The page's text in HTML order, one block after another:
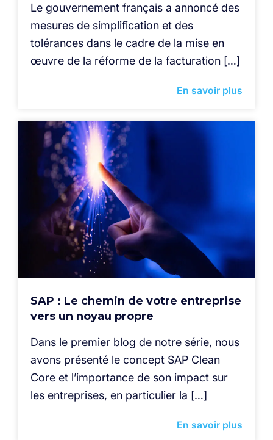
Le gouvernement français a annoncé des
mesures de simplification et des
tolérances dans le cadre de la mise en
œuvre de la réforme de la facturation […]
En savoir plus
SAP : Le chemin de votre entreprise
vers un noyau propre
Dans le premier blog de notre série, nous
avons présenté le concept SAP Clean
Core et l’importance de son impact sur
les entreprises, en particulier la […]
En savoir plus